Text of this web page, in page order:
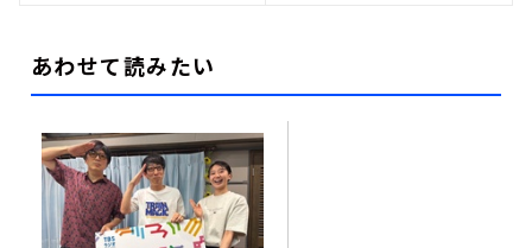
あわせて読みたい